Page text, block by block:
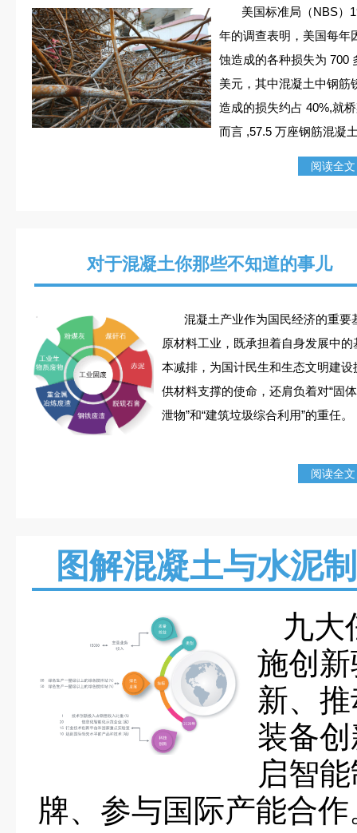
美国标准局（NBS）
年的调查表明，美国每年
蚀造成的各种损失为 700
美元，其中混凝土中钢筋
造成的损失约占 40%,就
而言 ,57.5 万座钢筋混凝
梁中，一半以上出现腐蚀
坏，40% 承载力不足，必
费为 1550 亿美元（是这
阅读全文
对于混凝土你那些不知道的事儿
混凝土产业作为国民经济的重要
原材料工业，既承担着自身发展中的
本减排，为国计民生和生态文明建设
供材料支撑的使命，还肩负着对“固
泄物”和“建筑垃圾综合利用”的重任。
阅读全文
图解混凝土与水泥
九大
施创
新、
装备
启智
牌、参与国际产能合作